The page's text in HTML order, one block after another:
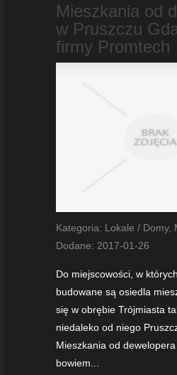
Mieszkania od
w Pruszczu
firmy Promtech
Kategoria: Lokale / Domy,
Dodane: 2017-01-26
Do miejscowości, w
budowane są osiedla
się w obrębie Trójmiasta
niedaleko od niego
Mieszkania od
bowiem...